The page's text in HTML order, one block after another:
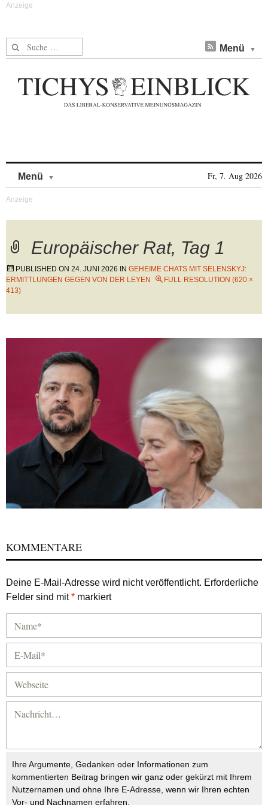
Suche nach: Menü
Menü Fr, 7. Aug 2026
Europäischer Rat, Tag 1
PUBLISHED ON 24. JUNI 2026 IN GEHEIME CHATS MIT SELENSKYJ:
ERMITTLUNGEN GEGEN VON DER LEYEN
FULL RESOLUTION (620 ×
413)
KOMMENTARE
Deine E-Mail-Adresse wird nicht veröffentlicht. Erforderliche
Felder sind mit* markiert
Ihre Argumente, Gedanken oder Informationen zum
kommentierten Beitrag bringen wir ganz oder gekürzt mit Ihrem
Nutzernamen und ohne Ihre E-Adresse, wenn wir Ihren echten
Vor- und Nachnamen erfahren.